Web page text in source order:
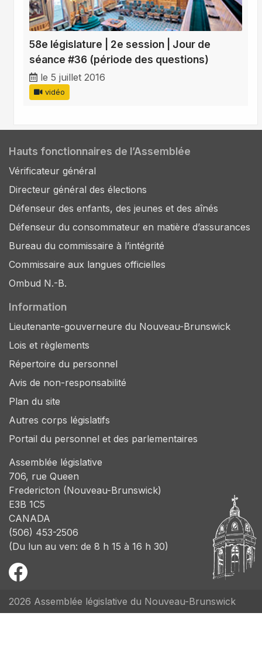
58e législature | 2e session | Jour de
séance #36 (période des questions)
le 5 juillet 2016
vidéo
Hauts fonctionnaires de l’Assemblée
Vérificateur général
Directeur général des élections
Défenseur des enfants, des jeunes et des aînés
Défenseur du consommateur en matière d’assurances
Bureau du commissaire à l’intégrité
Commissaire aux langues officielles
Ombud N.-B.
Information
Lieutenante-gouverneure du Nouveau-Brunswick
Lois et règlements
Répertoire du personnel
Avis de non-responsabilité
Plan du site
Autres corps législatifs
Portail du personnel et des parlementaires
Assemblée législative
706, rue Queen
Fredericton (Nouveau-Brunswick)
E3B 1C5
CANADA
(506) 453-2506
(Du lun au ven: de 8 h 15 à 16 h 30)
2026 Assemblée législative du Nouveau-Brunswick